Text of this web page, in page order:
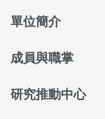
單位簡介
成員與職掌
研究推動中心